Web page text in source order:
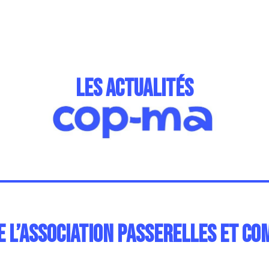
les actualités
l’association Passerelles et